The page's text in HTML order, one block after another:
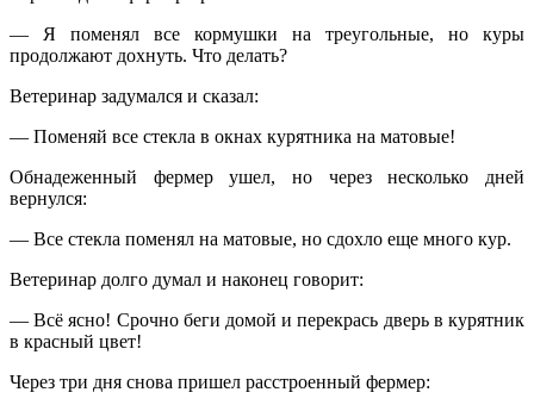
— Я поменял все кормушки на треугольные, но куры
продолжают дохнуть. Что делать?
Ветеринар задумался и сказал:
— Поменяй все стекла в окнах курятника на матовые!
Обнадеженный фермер ушел, но через несколько дней
вернулся:
— Все стекла поменял на матовые, но сдохло еще много кур.
Ветеринар долго думал и наконец говорит:
— Всё ясно! Срочно беги домой и перекрась дверь в курятник
в красный цвет!
Через три дня снова пришел расстроенный фермер: